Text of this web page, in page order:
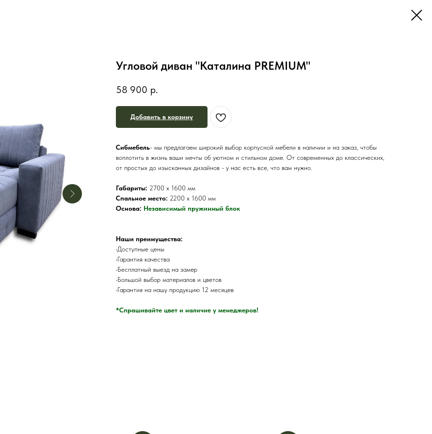
Угловой диван "Каталина PREMIUM"
58 900 р.
Добавить в корзину
Сибмебель- мы предлагаем широкий выбор корпусной мебели в наличии и на заказ, чтобы
воплотить в жизнь ваши мечты об уютном и стильном доме. От современных до классических,
от простых до изысканных дизайнов - у нас есть все, что вам нужно.
Габариты: 2700 х 1600 мм
Спальное место: 2200 х 1600 мм
Основа: Независимый пружинный блок
Наши преимущества:
•Доступные цены
•Гарантия качества
•Бесплатный выезд на замер
•Большой выбор материалов и цветов
•Гарантия на нашу продукцию 12 месяцев
*Спрашивайте цвет и наличие у менеджеров!